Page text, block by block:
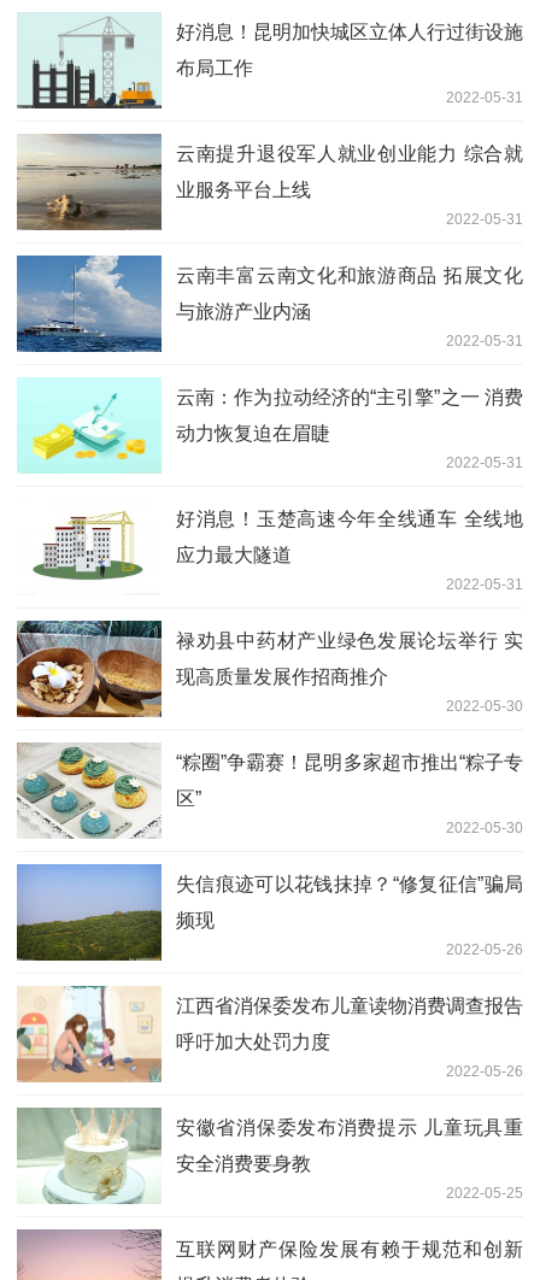
好消息！昆明加快城区立体人行过街设施
布局工作
2022-05-31
云南提升退役军人就业创业能力 综合就
业服务平台上线
2022-05-31
云南丰富云南文化和旅游商品 拓展文化
与旅游产业内涵
2022-05-31
云南：作为拉动经济的“主引擎”之一 消费
动力恢复迫在眉睫
2022-05-31
好消息！玉楚高速今年全线通车 全线地
应力最大隧道
2022-05-31
禄劝县中药材产业绿色发展论坛举行 实
现高质量发展作招商推介
2022-05-30
“粽圈”争霸赛！昆明多家超市推出“粽子专
区”
2022-05-30
失信痕迹可以花钱抹掉？“修复征信”骗局
频现
2022-05-26
江西省消保委发布儿童读物消费调查报告
呼吁加大处罚力度
2022-05-26
安徽省消保委发布消费提示 儿童玩具重
安全消费要身教
2022-05-25
互联网财产保险发展有赖于规范和创新